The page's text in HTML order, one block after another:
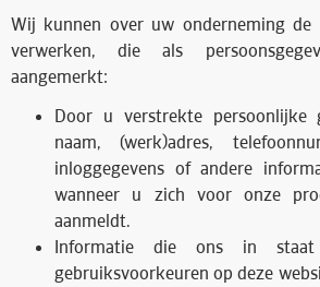
Wij kunnen over uw onderneming de
verwerken, die als
aangemerkt:
Door u verstrekte persoonlijke
naam, (werk)adres,
inloggegevens of andere
wanneer u zich voor onze
aanmeldt.
Informatie die ons in
gebruiksvoorkeuren op deze